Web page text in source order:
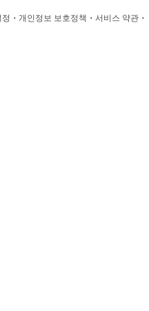
· 개인정보 보호정책 · 서비스 약관 ·